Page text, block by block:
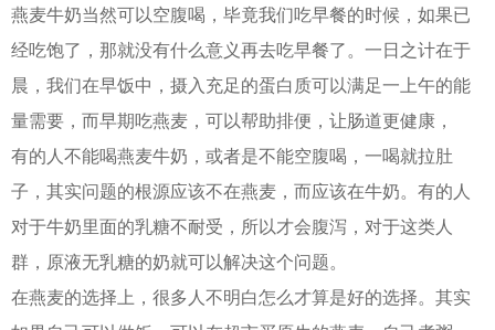
燕麦牛奶当然可以空腹喝，毕竟我们吃早餐的时候，如果已
经吃饱了，那就没有什么意义再去吃早餐了。一日之计在于
晨，我们在早饭中，摄入充足的蛋白质可以满足一上午的能
量需要，而早期吃燕麦，可以帮助排便，让肠道更健康，
有的人不能喝燕麦牛奶，或者是不能空腹喝，一喝就拉肚
子，其实问题的根源应该不在燕麦，而应该在牛奶。有的人
对于牛奶里面的乳糖不耐受，所以才会腹泻，对于这类人
群，原液无乳糖的奶就可以解决这个问题。
在燕麦的选择上，很多人不明白怎么才算是好的选择。其实